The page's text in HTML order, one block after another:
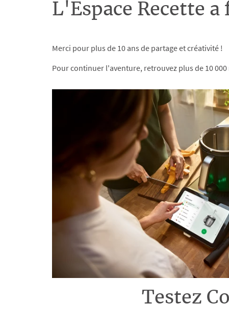
L'Espace Recette a
Merci pour plus de 10 ans de partage et créativité !
Pour continuer l'aventure, retrouvez plus de 10
Testez